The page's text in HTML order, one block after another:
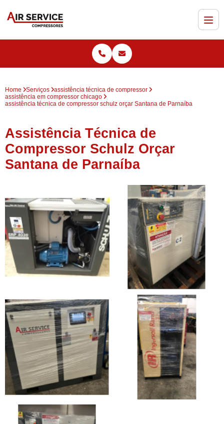
Home Serviços
assistência técnica de compressor
assistência em compressor chicago
assistência técnica de compressor schulz orçar Santana de Parnaíba
Assistência Técnica de
Compressor Schulz Orçar
Santana de Parnaíba